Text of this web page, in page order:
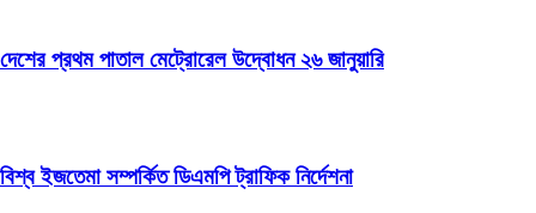
দেশের প্রথম পাতাল মেট্রোরেল উদ্বোধন ২৬ জানুয়ারি
বিশ্ব ইজতেমা সম্পর্কিত ডিএমপি ট্রাফিক নির্দেশনা